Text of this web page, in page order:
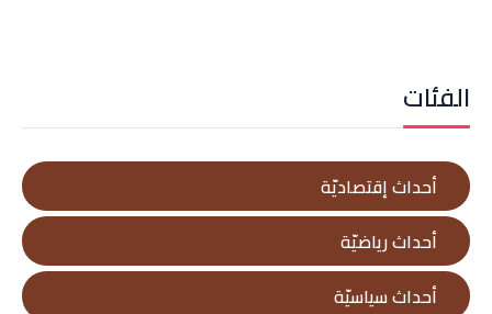
الفئات
أحداث إقتصاديّة
أحداث رياضيّة
أحداث سياسيّة